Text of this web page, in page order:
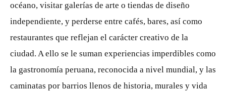
océano, visitar galerías de arte o tiendas de diseño
independiente, y perderse entre cafés, bares, así como
restaurantes que reflejan el carácter creativo de la
ciudad. A ello se le suman experiencias imperdibles como
la gastronomía peruana, reconocida a nivel mundial, y las
caminatas por barrios llenos de historia, murales y vida